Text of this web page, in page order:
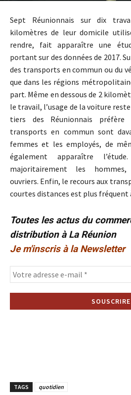
Sept Réunionnais sur dix
kilomètres de leur domicile
rendre, fait apparaître une
portant sur des données de 2017.
des transports en commun ou du
que dans les régions
part. Même en dessous de 2
le travail, l’usage de la voiture
tiers des Réunionnais
transports en commun sont
femmes et les employés, de
également apparaître
majoritairement les
ouvriers. Enfin, le recours aux
courtes distances est plus fréquent
Toutes les actus du
distribution à La Réunion
Je m'inscris à la Newsletter
TAGS quotidien